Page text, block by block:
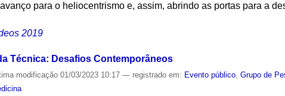
para o heliocentrismo e, assim, abrindo as portas para a
2019
Técnica: Desafios Contemporâneos
modificação 01/03/2023 10:17— registrado em: Evento público ,Grupo de